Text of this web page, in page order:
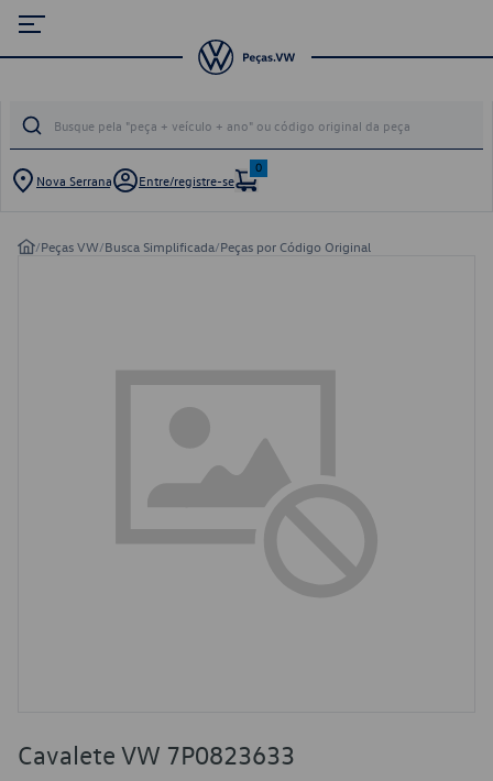
Nova Serrana Entre/registre-se
0
/Peças VW/Busca Simplificada/Peças por Código Original
Cavalete VW 7P0823633